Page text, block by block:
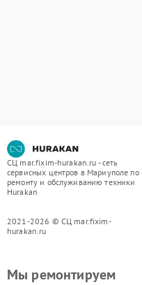
СЦ mar.fixim-hurakan.ru - сеть
сервисных центров в Мариуполе по
ремонту и обслуживанию техники
Hurakan
2021-2026 © СЦ mar.fixim-
hurakan.ru
Мы ремонтируем